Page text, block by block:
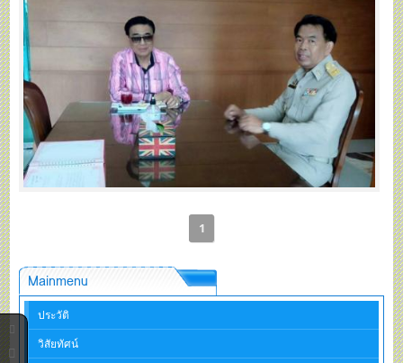
1
Mainmenu
ประวัติ
วิสัยทัศน์